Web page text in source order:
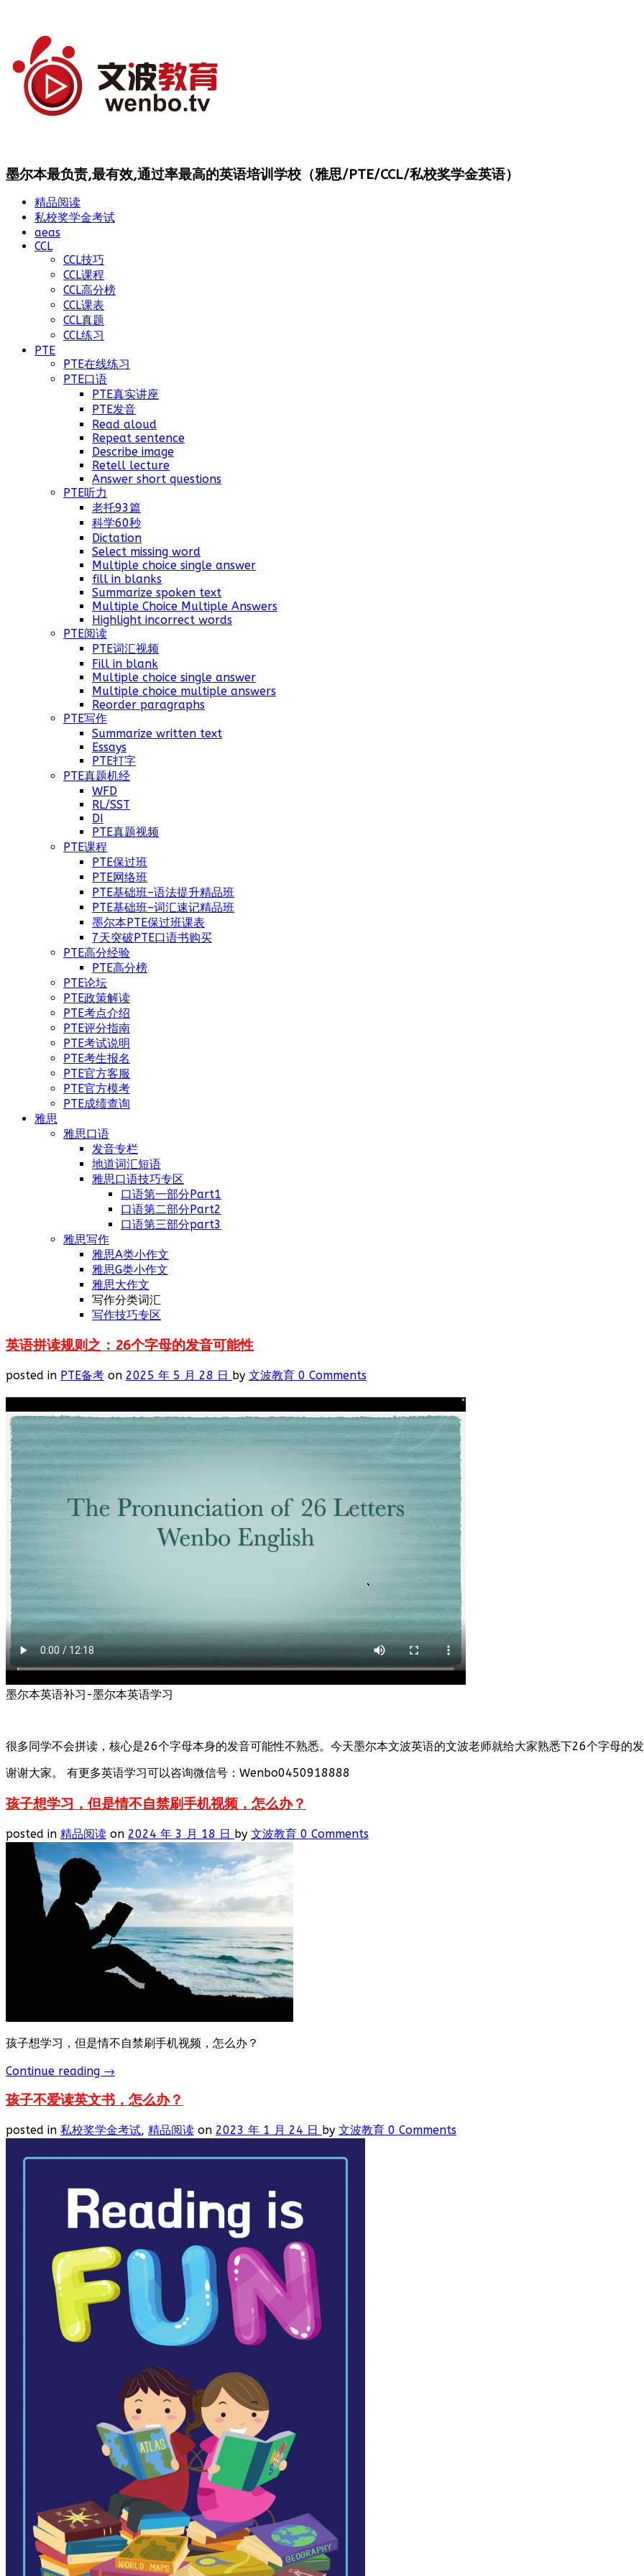
墨尔本最负责,最有效,通过率最高的英语培训学校（雅思/PTE/CCL/私校奖学金英语）
精品阅读
私校奖学金考试
aeas
CCL
CCL技巧
CCL课程
CCL高分榜
CCL课表
CCL真题
CCL练习
PTE
PTE在线练习
PTE口语
PTE真实讲座
PTE发音
Read aloud
Repeat sentence
Describe image
Retell lecture
Answer short questions
PTE听力
老托93篇
科学60秒
Dictation
Select missing word
Multiple choice single answer
fill in blanks
Summarize spoken text
Multiple Choice Multiple Answers
Highlight incorrect words
PTE阅读
PTE词汇视频
Fill in blank
Multiple choice single answer
Multiple choice multiple answers
Reorder paragraphs
PTE写作
Summarize written text
Essays
PTE打字
PTE真题机经
WFD
RL/SST
DI
PTE真题视频
PTE课程
PTE保过班
PTE网络班
PTE基础班–语法提升精品班
PTE基础班–词汇速记精品班
墨尔本PTE保过班课表
7天突破PTE口语书购买
PTE高分经验
PTE高分榜
PTE论坛
PTE政策解读
PTE考点介绍
PTE评分指南
PTE考试说明
PTE考生报名
PTE官方客服
PTE官方模考
PTE成绩查询
雅思
雅思口语
发音专栏
地道词汇短语
雅思口语技巧专区
口语第一部分Part1
口语第二部分Part2
口语第三部分part3
雅思写作
雅思A类小作文
雅思G类小作文
雅思大作文
写作分类词汇
写作技巧专区
英语拼读规则之：26个字母的发音可能性
posted in PTE备考 on 2025 年 5 月 28 日 by 文波教育 0 Comments
墨尔本英语补习-墨尔本英语学习
很多同学不会拼读，核心是26个字母本身的发音可能性不熟悉。今天墨尔本文波英语的文波老师就给大家熟悉下26个字母的发
谢谢大家。 有更多英语学习可以咨询微信号：Wenbo0450918888
孩子想学习，但是情不自禁刷手机视频，怎么办？
posted in 精品阅读 on 2024 年 3 月 18 日 by 文波教育 0 Comments
孩子想学习，但是情不自禁刷手机视频，怎么办？
Continue reading →
孩子不爱读英文书，怎么办？
posted in 私校奖学金考试, 精品阅读 on 2023 年 1 月 24 日 by 文波教育 0 Comments